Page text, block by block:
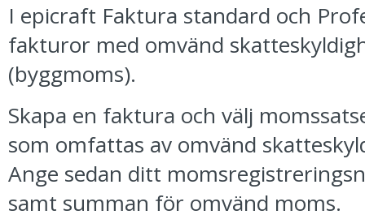
I epicraft Faktura standard och
fakturor med omvänd
(byggmoms).
Skapa en faktura och välj
som omfattas av omvänd
Ange sedan ditt
samt summan för omvänd moms.